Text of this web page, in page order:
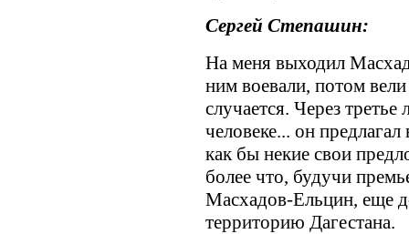
Сергей Степашин:
На меня выходил
ним воевали, потом
случается. Через
человеке... он
как бы некие свои
более что, будучи
Масхадов-Ельцин, еще
территорию Дагестана.